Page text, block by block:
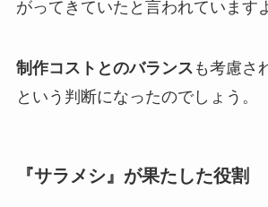
がってきていたと言われています
制作コストとのバランス も考慮さ
という判断になったのでしょう。
『サラメシ』が果たした役割